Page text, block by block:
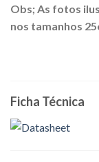
Obs; As fotos
nos tamanhos
Ficha Técnica